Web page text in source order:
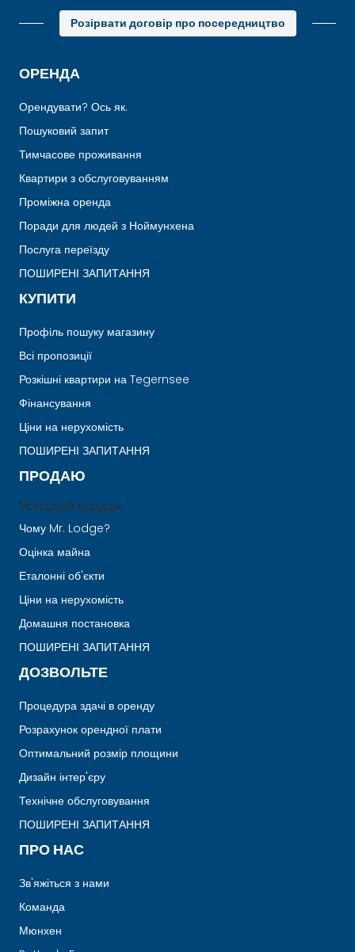
Розірвати договір про посередництво
ОРЕНДА
Орендувати? Ось як.
Пошуковий запит
Тимчасове проживання
Квартири з обслуговуванням
Проміжна оренда
Поради для людей з Ноймунхена
Послуга переїзду
ПОШИРЕНІ ЗАПИТАННЯ
КУПИТИ
Профіль пошуку магазину
Всі пропозиції
Розкішні квартири на Tegernsee
Фінансування
Ціни на нерухомість
ПОШИРЕНІ ЗАПИТАННЯ
ПРОДАЮ
Успішний продаж
Чому Mr. Lodge?
Оцінка майна
Еталонні об'єкти
Ціни на нерухомість
Домашня постановка
ПОШИРЕНІ ЗАПИТАННЯ
ДОЗВОЛЬТЕ
Процедура здачі в оренду
Розрахунок орендної плати
Оптимальний розмір площини
Дизайн інтер'єру
Технічне обслуговування
ПОШИРЕНІ ЗАПИТАННЯ
ПРО НАС
Зв'яжіться з нами
Команда
Мюнхен